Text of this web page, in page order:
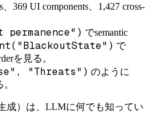
369 UI components、1,427 cross-
でsemantic
で
を見る。
"Threats") のように
成）は、LLMに何でも知ってい